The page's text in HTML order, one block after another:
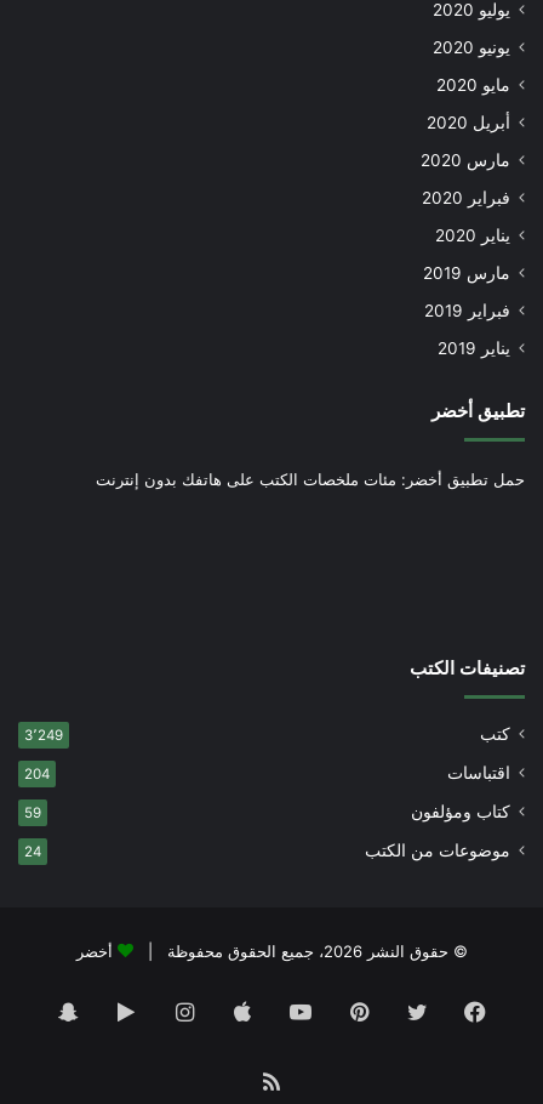
يوليو 2020
يونيو 2020
مايو 2020
أبريل 2020
مارس 2020
فبراير 2020
يناير 2020
مارس 2019
فبراير 2019
يناير 2019
تطبيق أخضر
حمل تطبيق أخضر: مئات ملخصات الكتب على هاتفك بدون إنترنت
تصنيفات الكتب
كتب 3٬249
اقتباسات 204
كتاب ومؤلفون 59
موضوعات من الكتب 24
© حقوق النشر 2026، جميع الحقوق محفوظة | أخضر
فيسبوك تويتر بينتيريستيوتيوب انستقرام‏Google
ملخص